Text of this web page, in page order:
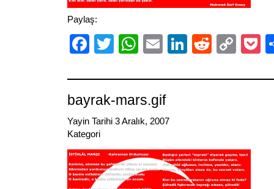
Paylaş:
Facebook
TwitterWhatsApp
EmailLinkedIn
Reddit
bayrak-mars.gif
Yayin Tarihi 3 Aralık, 2007
Kategori